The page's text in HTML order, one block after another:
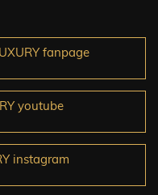
fanpage
youtube
instagram